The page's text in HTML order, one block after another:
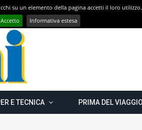
Con CAMPER GO – UN GRANDE VIAGGIO verso il nord est EUROPEO – Carelia Russa e Capo Nord 2019 – Km 13.000
E TECNICA PRIMA DEL VIAGGIO
su un elemento della pagina accetti il loro
Accetto
Informativa estesa